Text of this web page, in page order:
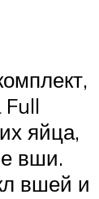
Full
яйца,
вши.
вшей и